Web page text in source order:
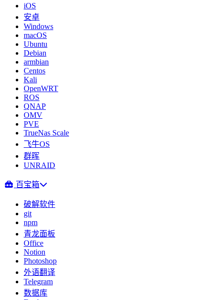
iOS
安卓
Windows
macOS
Ubuntu
Debian
armbian
Centos
Kali
OpenWRT
ROS
QNAP
OMV
PVE
TrueNas Scale
飞牛OS
群晖
UNRAID
百宝箱
破解软件
git
npm
青龙面板
Office
Notion
Photoshop
外语翻译
Telegram
数据库